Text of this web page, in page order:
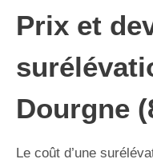
Prix et
Dourgne
Le coût d’une